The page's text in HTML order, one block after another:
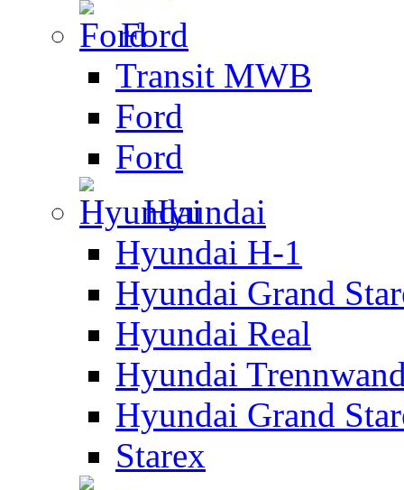
Ford
Transit MWB
Ford
Ford
Hyundai
Hyundai H-1
Hyundai Grand
Hyundai Real
Hyundai
Hyundai Grand
Starex